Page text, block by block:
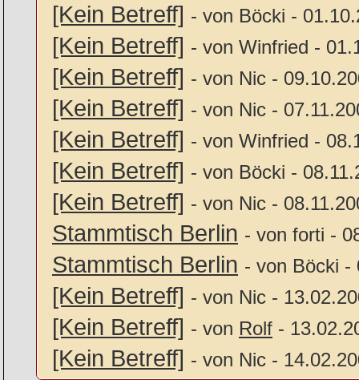
[Kein Betreff] - von Böcki -
[Kein Betreff] - von Winfried -
[Kein Betreff] - von Nic -
[Kein Betreff] - von Nic -
[Kein Betreff] - von Winfried -
[Kein Betreff] - von Böcki -
[Kein Betreff] - von Nic -
Stammtisch Berlin - von forti -
Stammtisch Berlin - von Böcki -
[Kein Betreff] - von Nic -
[Kein Betreff] - von Rolf -
[Kein Betreff] - von Nic -